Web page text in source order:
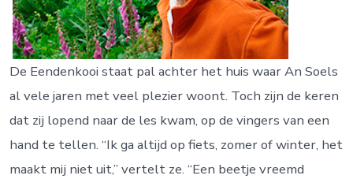
De Eendenkooi staat pal achter het huis waar An Soels
al vele jaren met veel plezier woont. Toch zijn de keren
dat zij lopend naar de les kwam, op de vingers van een
hand te tellen. “Ik ga altijd op fiets, zomer of winter, het
maakt mij niet uit,” vertelt ze. “Een beetje vreemd